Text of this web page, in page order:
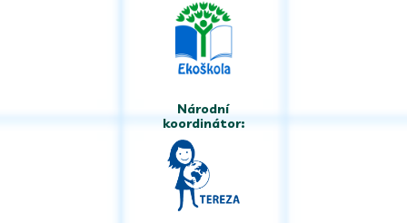
Národní
koordinátor: